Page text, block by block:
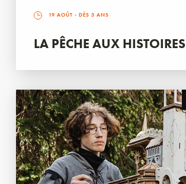
19 AOÛT - DÈS 3 ANS
LA PÊCHE AUX HISTOIRES